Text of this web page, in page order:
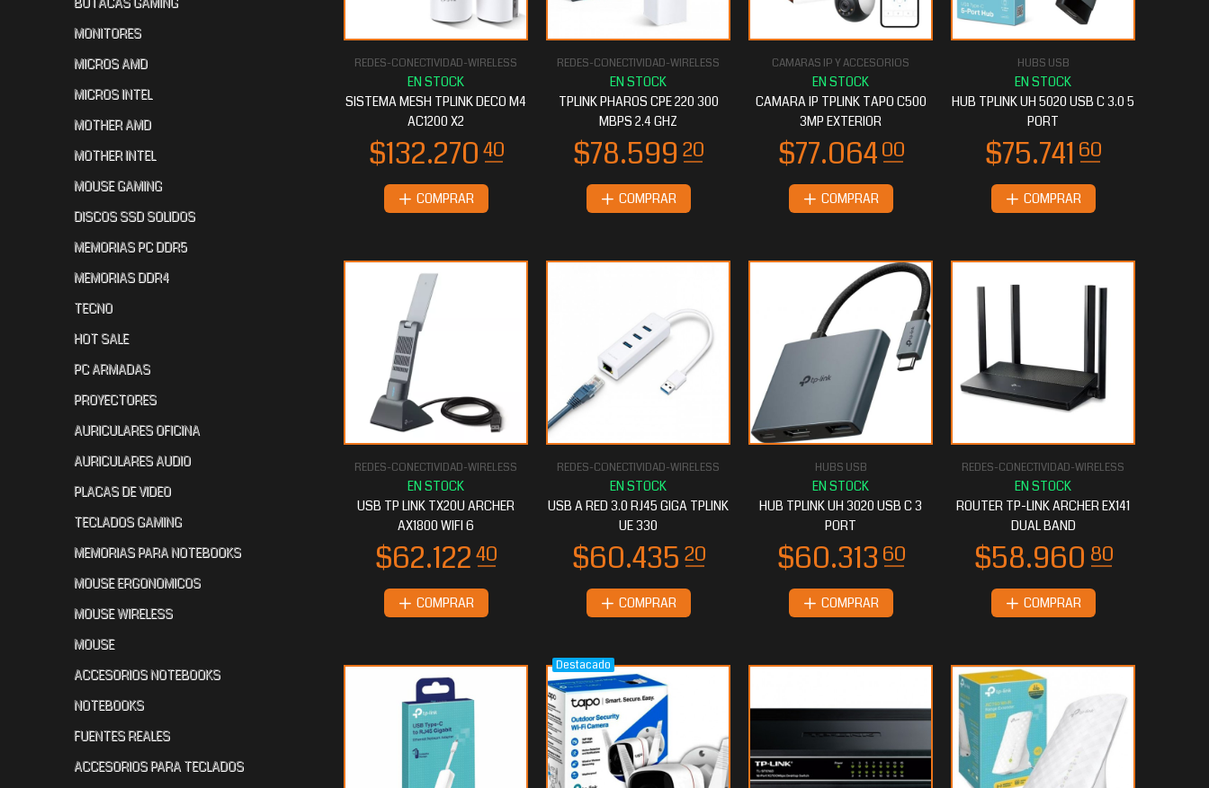
MONITORES
MICROS AMD
MICROS INTEL
MOTHER AMD
MOTHER INTEL
MOUSE GAMING
DISCOS SSD SOLIDOS
MEMORIAS PC DDR5
MEMORIAS DDR4
TECNO
HOT SALE
PC ARMADAS
PROYECTORES
AURICULARES OFICINA
AURICULARES AUDIO
PLACAS DE VIDEO
TECLADOS GAMING
MEMORIAS PARA NOTEBOOKS
MOUSE ERGONOMICOS
MOUSE WIRELESS
MOUSE
ACCESORIOS NOTEBOOKS
NOTEBOOKS
FUENTES REALES
ACCESORIOS PARA TECLADOS
REDES-CONECTIVIDAD-WIRELESS
SISTEMA MESH TPLINK DECO M4
AC1200 X2
COMPRAR
REDES-CONECTIVIDAD-WIRELESS
TPLINK PHAROS CPE 220 300
MBPS 2.4 GHZ
COMPRAR
CAMARAS IP Y ACCESORIOS
CAMARA IP TPLINK TAPO C500
3MP EXTERIOR
COMPRAR
HUBS USB
HUB TPLINK UH 5020 USB C 3.0 5
PORT
COMPRAR
REDES-CONECTIVIDAD-WIRELESS
USB TP LINK TX20U ARCHER
AX1800 WIFI 6
COMPRAR
REDES-CONECTIVIDAD-WIRELESS
USB A RED 3.0 RJ45 GIGA TPLINK
UE 330
COMPRAR
HUBS USB
HUB TPLINK UH 3020 USB C 3
PORT
$60.31360
COMPRAR
REDES-CONECTIVIDAD-WIRELESS
ROUTER TP-LINK ARCHER EX141
DUAL BAND
$58.960
COMPRAR
Destacado
$49.552
$34.21520 $34.017
$33.272 $30.612 80 40